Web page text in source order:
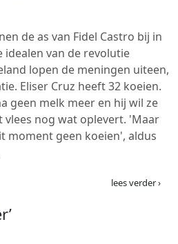
de as van Fidel Castro bij in
idealen van de revolutie
lopen de meningen uiteen,
Eliser Cruz heeft 32 koeien.
geen melk meer en hij wil ze
vlees nog wat oplevert. 'Maar
moment geen koeien', aldus
lees verder ›